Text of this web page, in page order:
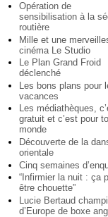
Opération de
sensibilisation à la
routière
Mille et une
cinéma Le Studio
Le Plan Grand Froid
déclenché
Les bons plans pour
vacances
Les médiathèques,
gratuit et c’est pour
monde
Découverte de la
orientale
Cinq semaines
“Infirmier la nuit : ça
être chouette”
Lucie Bertaud
d’Europe de boxe